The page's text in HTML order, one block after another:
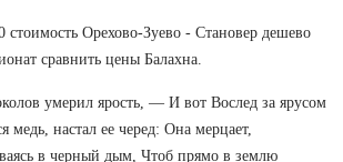
стоимость Орехово-Зуево - Становер дешево
сравнить цены Балахна.
умерил ярость, — И вот Вослед за ярусом
медь, настал ее черед: Она мерцает,
в черный дым, Чтоб прямо в землю